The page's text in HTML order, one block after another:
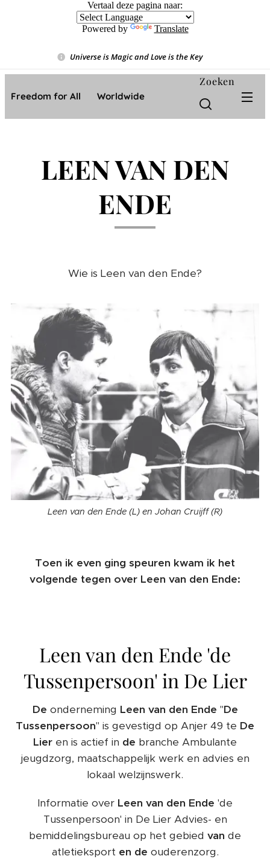
Vertaal deze pagina naar:
Powered by Translate
Universe is Magic and Love is the Key❤️
Freedom for All ❤️ Worldwide
Zoeken
LEEN VAN DEN
ENDE
Wie is Leen van den Ende?
Leen van den Ende (L) en Johan Cruijff (R)
Toen ik even ging speuren kwam ik het
volgende tegen over Leen van den Ende:
Leen van den Ende 'de
Tussenpersoon' in De Lier
De onderneming Leen van den Ende "De
Tussenpersoon" is gevestigd op Anjer 49 te De
Lier en is actief in de branche Ambulante
jeugdzorg, maatschappelijk werk en advies en
lokaal welzijnswerk.
Informatie over Leen van den Ende 'de
Tussenpersoon' in De Lier Advies- en
bemiddelingsbureau op het gebied van de
atletieksport en de ouderenzorg.